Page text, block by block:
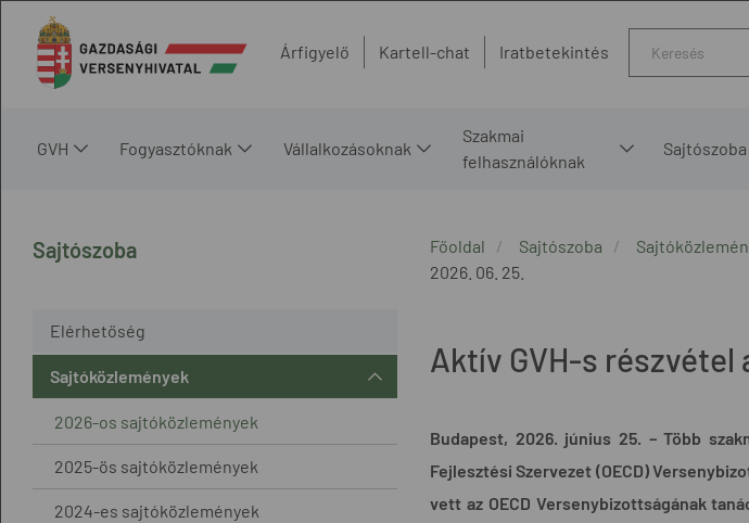
Árfigyelő Kartell-chat Iratbetekintés
GVH Fogyasztóknak Vállalkozásoknak
Szakmai
felhasználóknak
Sajtószoba
Sajtószoba
Elérhetőség
Sajtóközlemények
2026-os sajtóközlemények
2025-ös sajtóközlemények
2024-es sajtóközlemények
Főoldal Sajtószoba
2026. 06. 25.
Aktív GVH-s részvétel
Budapest, 2026. június 25. – Több
Fejlesztési Szervezet (OECD)
vett az OECD Versenybizottságának